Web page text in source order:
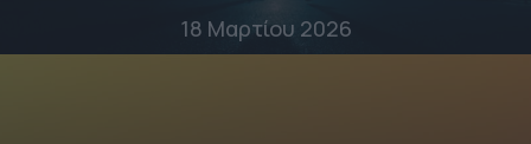
18 Μαρτίου 2026